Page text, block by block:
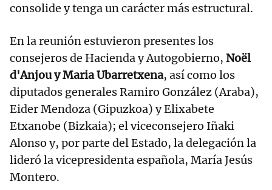
consolide y tenga un carácter más estructural.
En la reunión estuvieron presentes los
consejeros de Hacienda y Autogobierno, Noël
d'Anjou y Maria Ubarretxena, así como los
diputados generales Ramiro González (Araba),
Eider Mendoza (Gipuzkoa) y Elixabete
Etxanobe (Bizkaia); el viceconsejero Iñaki
Alonso y, por parte del Estado, la delegación la
lideró la vicepresidenta española, María Jesús
Montero.